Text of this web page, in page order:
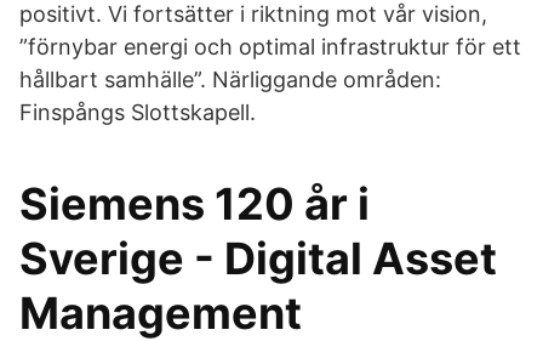
positivt. Vi fortsätter i riktning mot vår vision,
”förnybar energi och optimal infrastruktur för ett
hållbart samhälle”. Närliggande områden:
Finspångs Slottskapell.
Siemens 120 år i
Sverige - Digital Asset
Management